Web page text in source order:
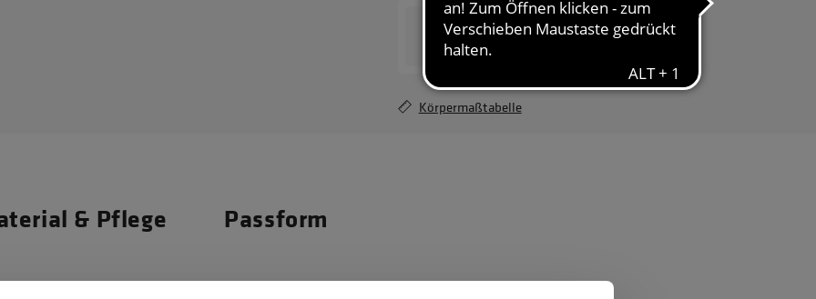
Herrenvariante
Jedentag Herren
Körpermaßtabelle
& Pflege Passform